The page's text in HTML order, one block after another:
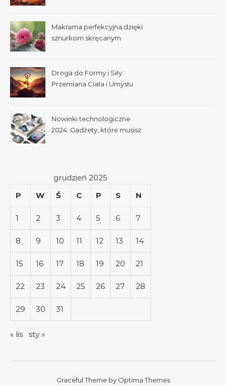
Makrama perfekcyjna dzięki
sznurkom skręcanym
Droga do Formy i Siły:
Przemiana Ciała i Umysłu
Nowinki technologiczne
2024: Gadżety, które musisz
grudzień 2025
P
W Ś C P S N
1 2 3 4 5 6 7
8 9 10 11 12 13 14
15 16 17 18 19 20 21
22 23 24 25 26 27 28
29 30 31
« lis sty »
Graceful Theme by Optima Themes